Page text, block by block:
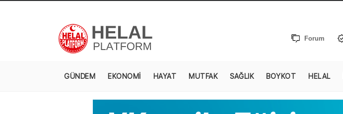
Forum
GÜNDEM EKONOMİ HAYAT MUTFAK SAĞLIK BOYKOT HELAL